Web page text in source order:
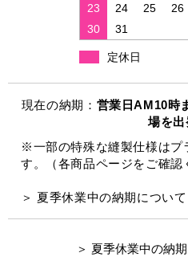
23
24 25 26
30
31
定休日
現在の納期： 営業日AM10時
場を出
※一部の特殊な縫製仕様はプ
す。（各商品ページをご確認
＞ 夏季休業中の納期について
＞ 夏季休業中の納